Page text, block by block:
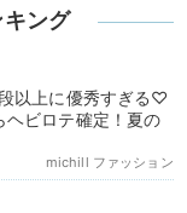
ング
以上に優秀すぎる♡
ヘビロテ確定！夏の
michill ファッション